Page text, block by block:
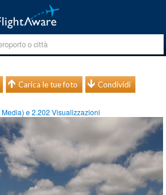
Carica le tue foto Condividi
Media) e2.202 Visualizzazioni